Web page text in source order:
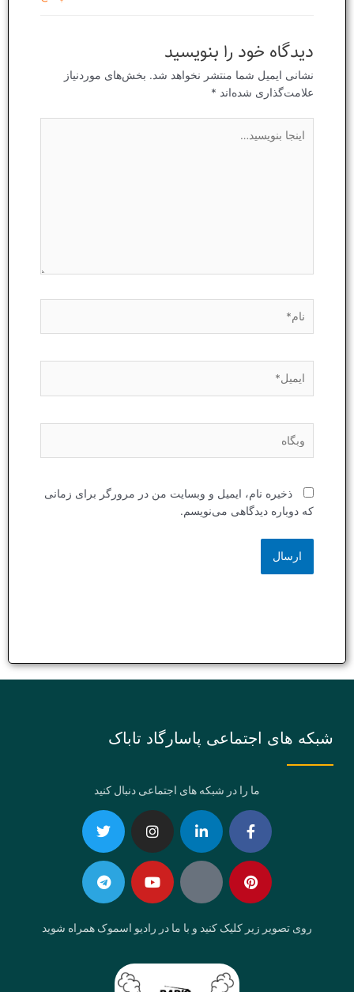
دیدگاه‌ خود را بنویسید
نشانی ایمیل شما منتشر نخواهد شد. بخش‌های موردنیاز
علامت‌گذاری شده‌اند *
بنویسید…
ذخیره نام، ایمیل و وبسایت من در مرورگر برای زمانی
که دوباره دیدگاهی می‌نویسم.
شبکه های اجتماعی پاسارگاد تاباک
ما را در شبکه های اجتماعی دنبال کنید
Facebook-
f
Linkedin-
in
Instagram
Twitter Pinterest
Eaparat
Youtube
Telegram
روی تصویر زیر کلیک کنید و با ما در رادیو اسموک همراه شوید